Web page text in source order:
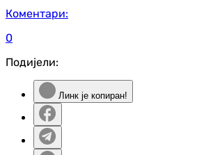
Коментари:
0
Подијели:
Линк је копиран!